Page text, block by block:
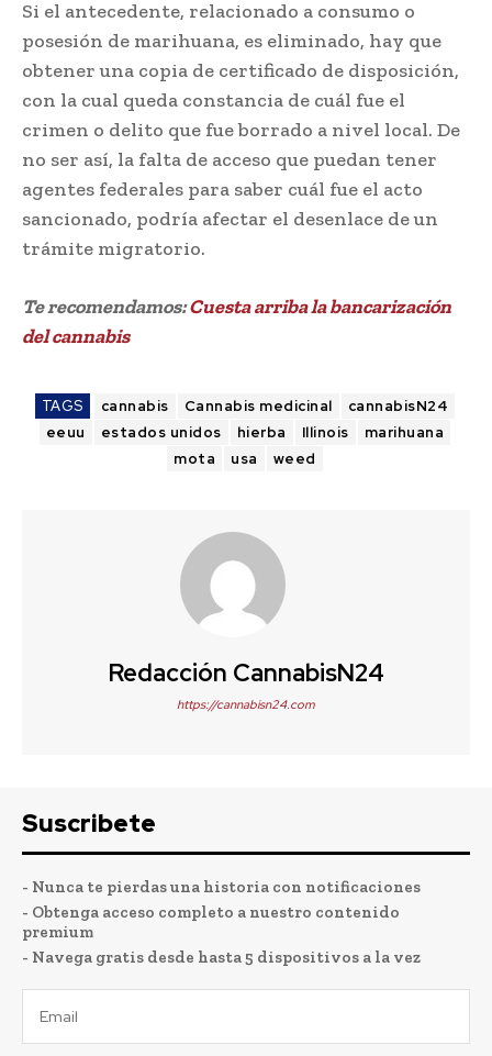
Si el antecedente, relacionado a consumo o
posesión de marihuana, es eliminado, hay que
obtener una copia de certificado de disposición,
con la cual queda constancia de cuál fue el
crimen o delito que fue borrado a nivel local. De
no ser así, la falta de acceso que puedan tener
agentes federales para saber cuál fue el acto
sancionado, podría afectar el desenlace de un
trámite migratorio.
Te recomendamos:Cuesta arriba la bancarización
del cannabis
TAGS cannabis Cannabis medicinal
cannabisN24
eeuu
estados unidos hierba Illinois
marihuana
mota
usa weed
Redacción CannabisN24
https://cannabisn24.com
Suscribete
- Nunca te pierdas una historia con notificaciones
- Obtenga acceso completo a nuestro contenido
premium
- Navega gratis desde hasta 5 dispositivos a la vez